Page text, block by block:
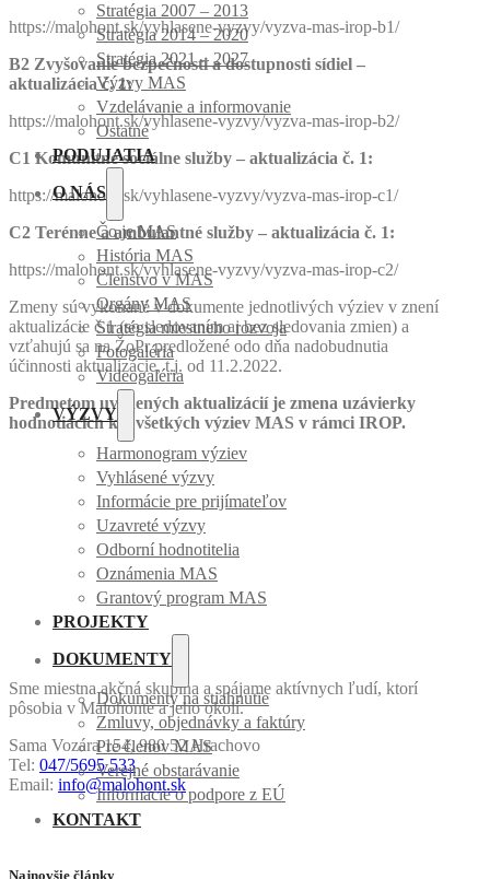
Stratégia 2007 – 2013
Stratégia 2014 – 2020
Stratégia 2021 – 2027
Výzvy MAS
Vzdelávanie a informovanie
Ostatné
PODUJATIA
O NÁS
Čo je MAS
História MAS
Členstvo v MAS
Orgány MAS
Stratégia miestneho rozvoja
Fotogaléria
Videogaléria
VÝZVY
Harmonogram výziev
Vyhlásené výzvy
Informácie pre prijímateľov
Uzavreté výzvy
Odborní hodnotitelia
Oznámenia MAS
Grantový program MAS
PROJEKTY
DOKUMENTY
Dokumenty na stiahnutie
Zmluvy, objednávky a faktúry
Pre členov MAS
Verejné obstarávanie
Informácie o podpore z EÚ
KONTAKT
https://malohont.sk/vyhlasene-vyzvy/vyzva-mas-irop-b1/
B2 Zvyšovanie bezpečnosti a dostupnosti sídiel –
aktualizácia č. 1:
https://malohont.sk/vyhlasene-vyzvy/vyzva-mas-irop-b2/
C1 Komunitné sociálne služby – aktualizácia č. 1:
https://malohont.sk/vyhlasene-vyzvy/vyzva-mas-irop-c1/
C2 Terénne a ambulantné služby – aktualizácia č. 1:
https://malohont.sk/vyhlasene-vyzvy/vyzva-mas-irop-c2/
Zmeny sú vykonané v dokumente jednotlivých výziev v znení
aktualizácie č.1 (so sledovaním aj bez sledovania zmien) a
vzťahujú sa na ŽoPr predložené odo dňa nadobudnutia
účinnosti aktualizácie, t.j. od 11.2.2022.
Predmetom uvedených aktualizácií je zmena uzávierky
hodnotiacich kôl všetkých výziev MAS v rámci IROP.
Sme miestna akčná skupina a spájame aktívnych ľudí, ktorí
pôsobia v Malohonte a jeho okolí.
Sama Vozára 154, 980 52 Hrachovo
Tel: 047/5695 533
Email: info@malohont.sk
Najnovšie články